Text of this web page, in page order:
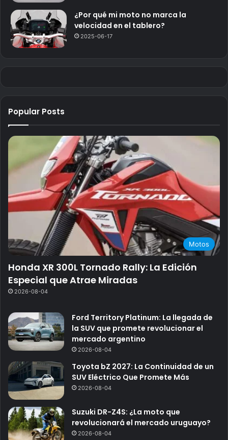
¿Por qué mi moto no marca la
velocidad en el tablero?
2025-06-17
Popular Posts
Motos
Honda XR 300L Tornado Rally: La Edición
Especial que Atrae Miradas
2026-08-04
Ford Territory Platinum: La llegada de
la SUV que promete revolucionar el
mercado argentino
2026-08-04
Toyota bZ 2027: La Continuidad de un
SUV Eléctrico Que Promete Más
2026-08-04
Suzuki DR-Z4S: ¿La moto que
revolucionará el mercado uruguayo?
2026-08-04